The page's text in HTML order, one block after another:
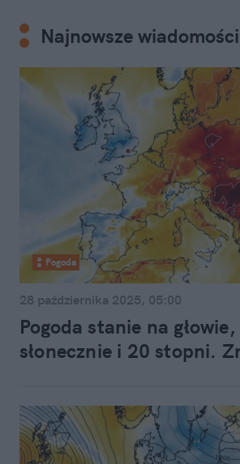
Najnowsze wiadomości
Pogoda
28 października 2025, 05:00
Pogoda stanie na
słonecznie i 20 stopni.